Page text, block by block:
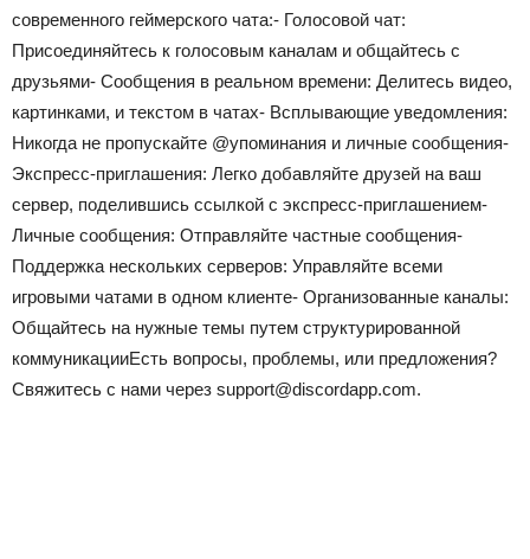
современного геймерского чата:- Голосовой чат:
Присоединяйтесь к голосовым каналам и общайтесь с
друзьями- Сообщения в реальном времени: Делитесь видео,
картинками, и текстом в чатах- Всплывающие уведомления:
Никогда не пропускайте @упоминания и личные сообщения-
Экспресс-приглашения: Легко добавляйте друзей на ваш
сервер, поделившись ссылкой с экспресс-приглашением-
Личные сообщения: Отправляйте частные сообщения-
Поддержка нескольких серверов: Управляйте всеми
игровыми чатами в одном клиенте- Организованные каналы:
Общайтесь на нужные темы путем структурированной
коммуникацииЕсть вопросы, проблемы, или предложения?
Свяжитесь с нами через support@discordapp.com.